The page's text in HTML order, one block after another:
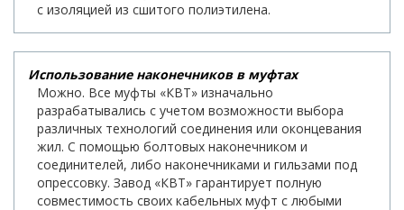
с изоляцией из сшитого полиэтилена.
Использование наконечников в муфтах
Можно. Все муфты «КВТ» изначально
разрабатывались с учетом возможности выбора
различных технологий соединения или оконцевания
жил. С помощью болтовых наконечником и
соединителей, либо наконечниками и гильзами под
опрессовку. Завод «КВТ» гарантирует полную
совместимость своих кабельных муфт с любыми